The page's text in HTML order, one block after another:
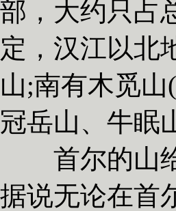
部，大约只占
定，汉江以北
山;南有木觅
冠岳山、牛眠
首尔的山给
据说无论在首